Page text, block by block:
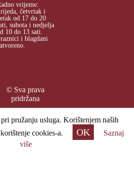
vrijeme:
četvrtak i
od 17 do 20
subota i nedjelja
10 do 13 sati.
i blagdani
© Sva prava
pridržana
pružanju usluga. Korištenjem naših
cookies-a.
OK
Saznaj
više